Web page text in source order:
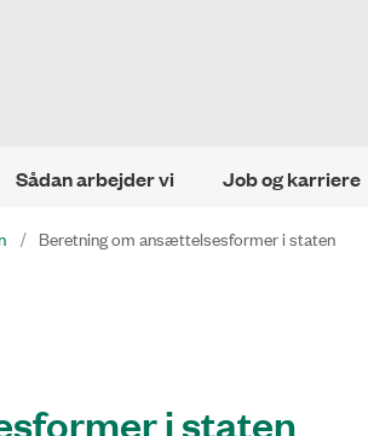
Sådan arbejder vi Job og karriere
Beretning om ansættelsesformer i staten
i staten